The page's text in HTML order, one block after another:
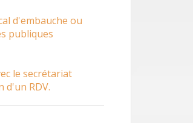
d'embauche ou
publiques
le secrétariat
d'un RDV.